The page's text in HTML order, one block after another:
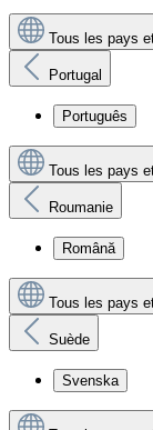
Tous les pays
Portugal
Português
Tous les pays
Roumanie
Română
Tous les pays
Suède
Svenska